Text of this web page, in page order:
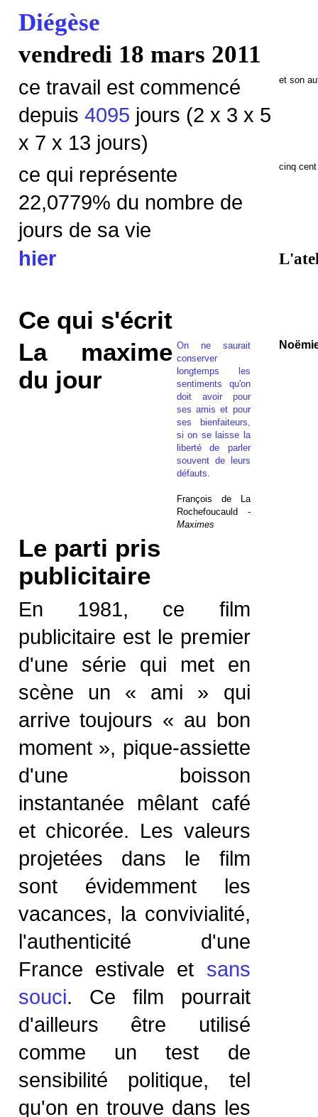
Diégèse
vendredi 18 mars 2011
ce travail est commencé
depuis 4095 jours (2 x 3 x 5
x 7 x 13 jours)
et son
ce qui représente
22,0779% du nombre de
jours de sa vie
cinq
hier
Ce qui s'écrit
La maxime
du jour
On ne saurait
conserver
longtemps les
sentiments qu'on
doit avoir pour
ses amis et pour
ses bienfaiteurs,
si on se laisse la
liberté de parler
souvent de leurs
défauts.
François de La
Rochefoucauld -
Maximes
Le parti pris
publicitaire
En 1981, ce film
publicitaire est le premier
d'une série qui met en
scène un « ami » qui
arrive toujours « au bon
moment », pique-assiette
d'une boisson
instantanée mêlant café
et chicorée. Les valeurs
projetées dans le film
sont évidemment les
vacances, la convivialité,
l'authenticité d'une
France estivale et sans
souci. Ce film pourrait
d'ailleurs être utilisé
comme un test de
sensibilité politique, tel
qu'on en trouve dans les